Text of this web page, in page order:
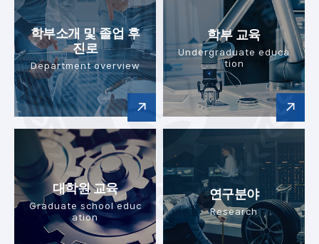
학부소개 및졸업 후
진로
Department overview
학부 교육
Undergraduate educa
tion
대학원 교육
Graduate school educ
ation
연구분야
Research